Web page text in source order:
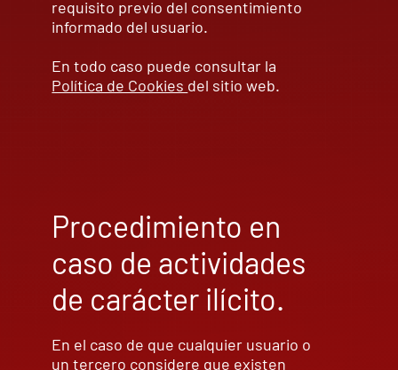
requisito previo del consentimiento
informado del usuario.
En todo caso puede consultar la
Política de Cookies del sitio web.
Procedimiento en
caso de actividades
de carácter ilícito.
En el caso de que cualquier usuario o
un tercero considere que existen